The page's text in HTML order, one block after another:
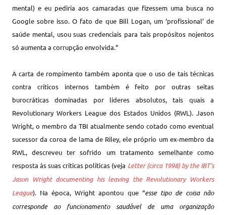
mental) e eu pediria aos camaradas que fizessem uma busca no
Google sobre isso. O fato de que Bill Logan, um ‘profissional’ de
saúde mental, usou suas credenciais para tais propósitos nojentos
só aumenta a corrupção envolvida.”
A carta de rompimento também aponta que o uso de tais técnicas
contra críticos internos também é feito por outras seitas
burocráticas dominadas por líderes absolutos, tais quais a
Revolutionary Workers League dos Estados Unidos (RWL). Jason
Wright, o membro da TBI atualmente sendo cotado como eventual
sucessor da coroa de lama de Riley, ele próprio um ex-membro da
RWL, descreveu ter sofrido um tratamento semelhante como
resposta às suas críticas políticas (veja Letter (circa 1998) by the IBT’s
Jason Wright documenting his leaving the Revolutionary Workers
League). Na época, Wright apontou que “esse tipo de coisa não
corresponde ao funcionamento saudável de uma organização